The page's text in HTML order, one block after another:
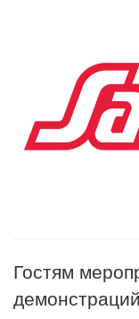
Гостям